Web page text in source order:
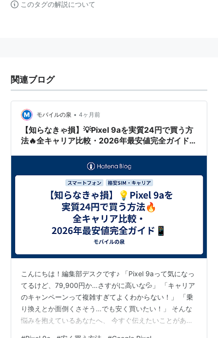
このタグの解説について
関連ブログ
モバイルの泉 • 4ヶ月前
【知らなきゃ損】💡Pixel 9aを実質24円で買う方
法🔥全キャリア比較・2026年最安値完全ガイド
こんにちは！編集部デスクです♪ 「Pixel 9aって気になっ
てるけど、79,900円か…さすがに高いな💦」 「キャリア
のキャンペーンって複雑すぎてよくわからない！」 「乗
り換えとか面倒くさそう…でも安く買いたい！」 そんな
悩みを抱えているあなたへ、 今すぐ伝えたいことがあり